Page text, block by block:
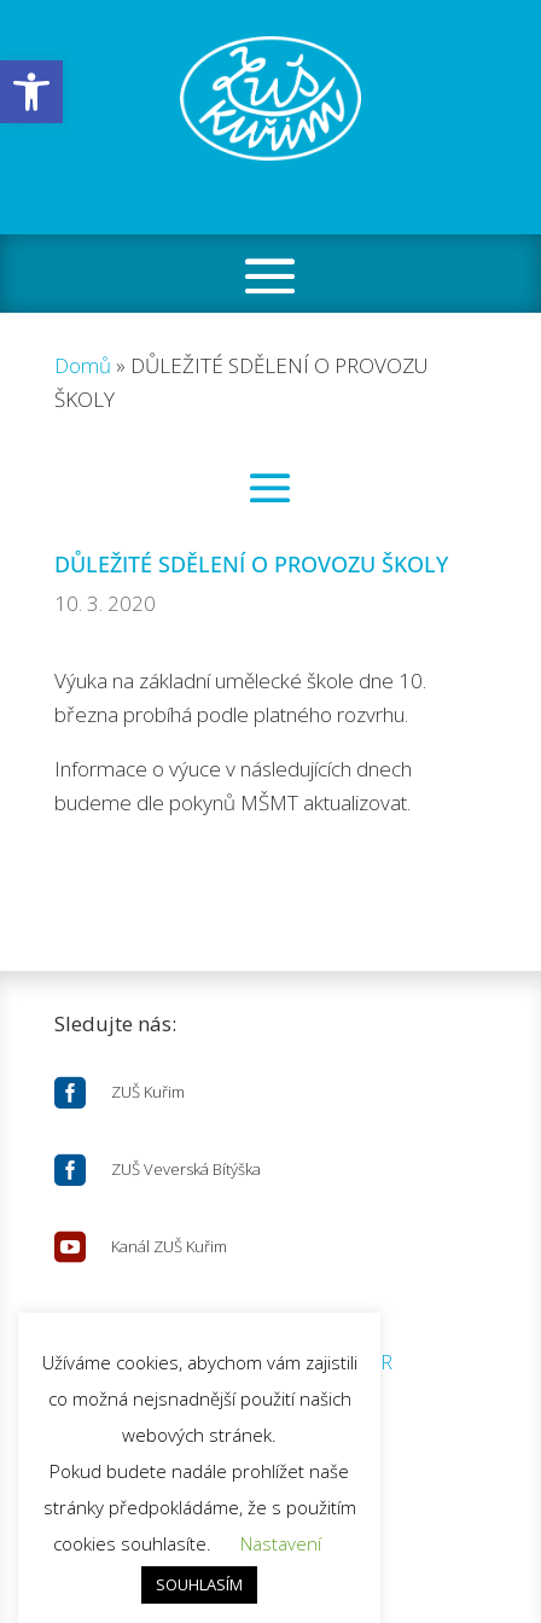
Open toolbar
Domů » DŮLEŽITÉ SDĚLENÍ O PROVOZU
ŠKOLY
DŮLEŽITÉ SDĚLENÍ O PROVOZU ŠKOLY
10. 3. 2020
Výuka na základní umělecké škole dne 10.
března probíhá podle platného rozvrhu.
Informace o výuce v následujících dnech
budeme dle pokynů MŠMT aktualizovat.
Sledujte nás:
 ZUŠ Kuřim
 ZUŠ Veverská Bítýška
 Kanál ZUŠ Kuřim
© 2026 ZUŠ Kuřim |GDPR
Nahoru
Užíváme cookies, abychom vám zajistili
co možná nejsnadnější použití našich
webových stránek.
Pokud budete nadále prohlížet naše
stránky předpokládáme, že s použitím
cookies souhlasíte.
Nastavení
SOUHLASÍM